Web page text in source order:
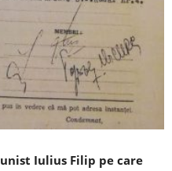
Iulius Filip pe care